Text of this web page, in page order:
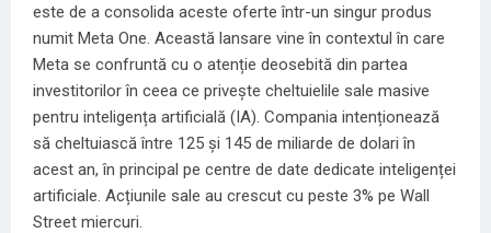
este de a consolida aceste oferte într-un singur produs
numit Meta One. Această lansare vine în contextul în care
Meta se confruntă cu o atenție deosebită din partea
investitorilor în ceea ce privește cheltuielile sale masive
pentru inteligența artificială (IA). Compania intenționează
să cheltuiască între 125 și 145 de miliarde de dolari în
acest an, în principal pe centre de date dedicate inteligenței
artificiale. Acțiunile sale au crescut cu peste 3% pe Wall
Street miercuri.